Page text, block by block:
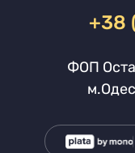
+38
ФОП